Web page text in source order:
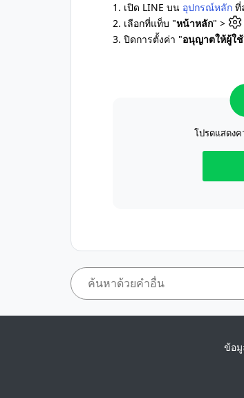
1. เปิด LINE บน อุปกรณ์หลัก ที่
2. เลือกที่แท็บ "หน้าหลัก" >
3. ปิดการตั้งค่า "อนุญาตให้ผู้ใ
โปรดแสดง
ข้อ